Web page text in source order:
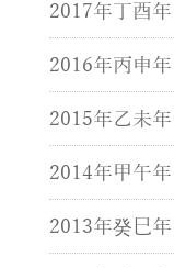
2017年丁酉
2016年丙申
2015年乙未
2014年甲午
2013年癸巳